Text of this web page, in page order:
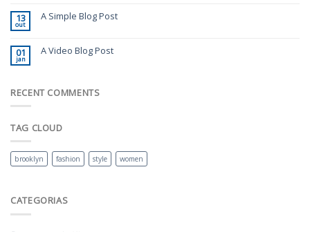
13
out
A Simple Blog Post
01
jan
A Video Blog Post
RECENT COMMENTS
TAG CLOUD
brooklyn fashion style women
CATEGORIAS